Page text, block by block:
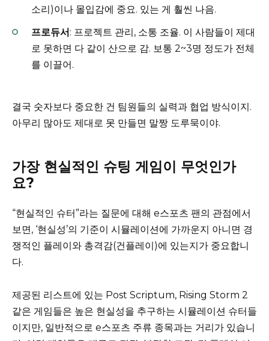
소리)이나 몰입감에 중요. 있는 게 훨씬 나음.
프로듀서 : 프로젝트 관리, 소통 조율. 이 사람들이 제대
로 못하면 다 같이 산으로 감. 보통 2~3명 정도가 전체
를 이끌어.
결국 숫자보다 중요한 건 팀원들의 실력과 협업 방식이지.
아무리 많아도 제대로 못 만들면 말짱 도루묵이야.
가장 현실적인 슈팅 게임이 무엇인가
요?
“현실적인 슈터”라는 질문에 대해 e스포츠 팬의 관점에서
보면, ‘현실성’의 기준이 시뮬레이션에 가까운지 아니면 경
쟁적인 플레이와 총격감(건플레이)에 있는지가 중요합니
다.
제공된 리스트에 있는 Post Scriptum, Rising Storm 2
같은 게임들은 높은 현실성을 추구하는 시뮬레이션 슈터들
이지만, 일반적으로 e스포츠 주류 종목과는 거리가 있습니